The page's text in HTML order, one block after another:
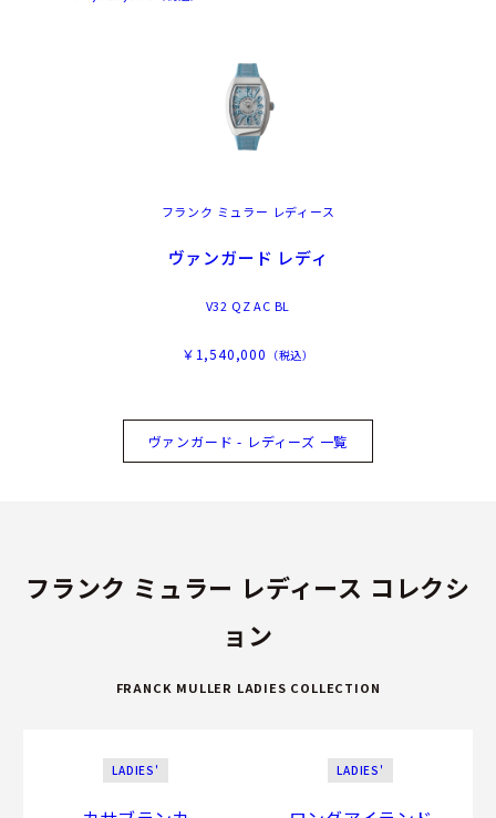
フランク ミュラー レディース
ヴァンガード レディ
V32 QZ AC BL
￥1,540,000 （税込）
ヴァンガード - レディーズ 一覧
フランク ミュラー レディース コレクシ
ョン
FRANCK MULLER LADIES COLLECTION
LADIES' LADIES'